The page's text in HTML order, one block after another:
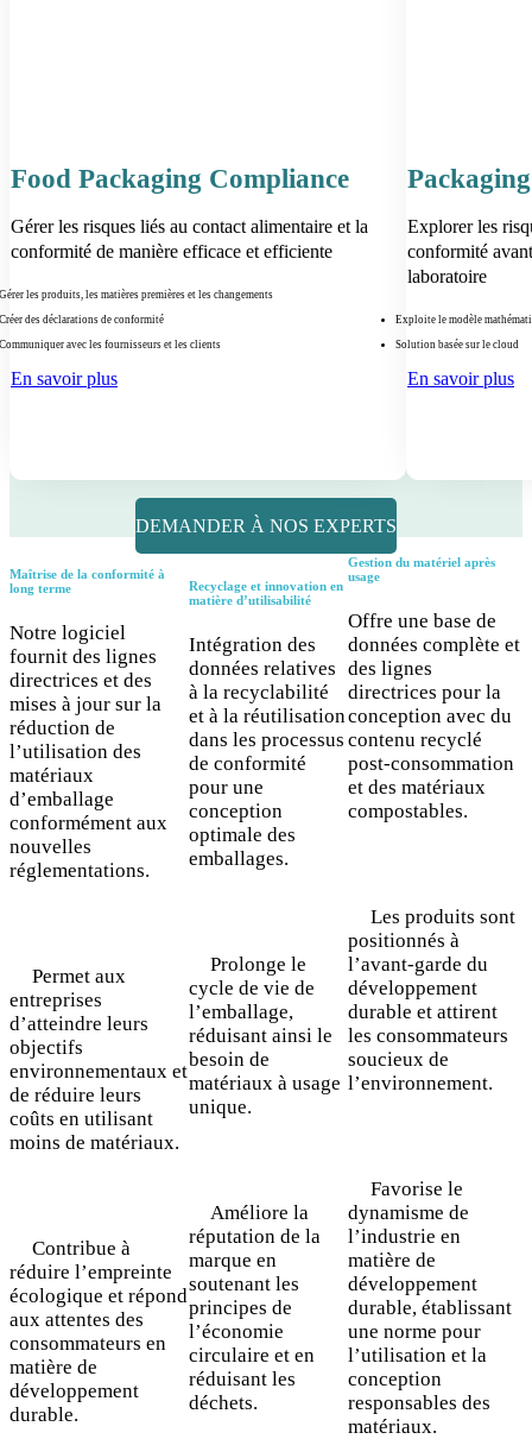
Food Packaging Compliance
Gérer les risques liés au contact alimentaire et la
conformité de manière efficace et efficiente
Gérer les produits, les matières premières et les changements
Créer des déclarations de conformité
Communiquer avec les fournisseurs et les clients
En savoir plus
Explorer les
conformité
laboratoire
Exploite le modèle
Solution basée sur le cloud
En savoir plus
DEMANDER À NOS EXPERTS
Maîtrise de la conformité à
long terme
Notre logiciel
fournit des lignes
directrices et des
mises à jour sur la
réduction de
l’utilisation des
matériaux
d’emballage
conformément aux
nouvelles
réglementations.
Permet aux
entreprises
d’atteindre leurs
objectifs
environnementaux et
de réduire leurs
coûts en utilisant
moins de matériaux.
Contribue à
réduire l’empreinte
écologique et répond
aux attentes des
consommateurs en
matière de
développement
durable.
Recyclage et innovation en
matière d’utilisabilité
Intégration des
données relatives
à la recyclabilité
et à la réutilisation
dans les processus
de conformité
pour une
conception
optimale des
emballages.
Prolonge le
cycle de vie de
l’emballage,
réduisant ainsi le
besoin de
matériaux à usage
unique.
Améliore la
réputation de la
marque en
soutenant les
principes de
l’économie
circulaire et en
réduisant les
déchets.
Gestion du matériel après
usage
Offre une base de
données complète et
des lignes
directrices pour la
conception avec du
contenu recyclé
post-consommation
et des matériaux
compostables.
Les produits sont
positionnés à
l’avant-garde du
développement
durable et attirent
les consommateurs
soucieux de
l’environnement.
Favorise le
dynamisme de
l’industrie en
matière de
développement
durable, établissant
une norme pour
l’utilisation et la
conception
responsables des
matériaux.